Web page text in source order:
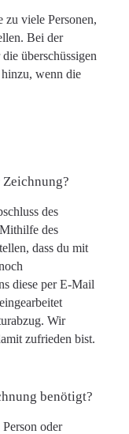
viele Personen,
Bei der
überschüssigen
hinzu, wenn die
des
des
dass du mit
diese per E-Mail
Wir
zufrieden bist.
benötigt?
oder